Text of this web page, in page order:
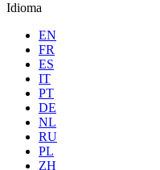
Idioma
EN
FR
ES
IT
PT
DE
NL
RU
PL
ZH
Dónde Todas